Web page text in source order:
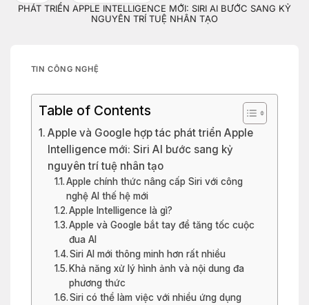
PHÁT TRIỂN APPLE INTELLIGENCE MỚI: SIRI AI BƯỚC SANG KỶ
NGUYÊN TRÍ TUỆ NHÂN TẠO
TIN CÔNG NGHỆ
Table of Contents
Apple và Google hợp tác phát triển Apple
Intelligence mới: Siri AI bước sang kỷ
nguyên trí tuệ nhân tạo
Apple chính thức nâng cấp Siri với công
nghệ AI thế hệ mới
Apple Intelligence là gì?
Apple và Google bắt tay để tăng tốc cuộc
đua AI
Siri AI mới thông minh hơn rất nhiều
Khả năng xử lý hình ảnh và nội dung đa
phương thức
Siri có thể làm việc với nhiều ứng dụng